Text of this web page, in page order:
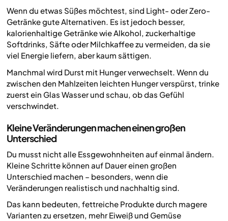
Wenn du etwas Süßes möchtest, sind Light- oder Zero-
Getränke gute Alternativen. Es ist jedoch besser,
kalorienhaltige Getränke wie Alkohol, zuckerhaltige
Softdrinks, Säfte oder Milchkaffee zu vermeiden, da sie
viel Energie liefern, aber kaum sättigen.
Manchmal wird Durst mit Hunger verwechselt. Wenn du
zwischen den Mahlzeiten leichten Hunger verspürst, trinke
zuerst ein Glas Wasser und schau, ob das Gefühl
verschwindet.
Kleine Veränderungen machen einen großen
Unterschied
Du musst nicht alle Essgewohnheiten auf einmal ändern.
Kleine Schritte können auf Dauer einen großen
Unterschied machen – besonders, wenn die
Veränderungen realistisch und nachhaltig sind.
Das kann bedeuten, fettreiche Produkte durch magere
Varianten zu ersetzen, mehr Eiweiß und Gemüse